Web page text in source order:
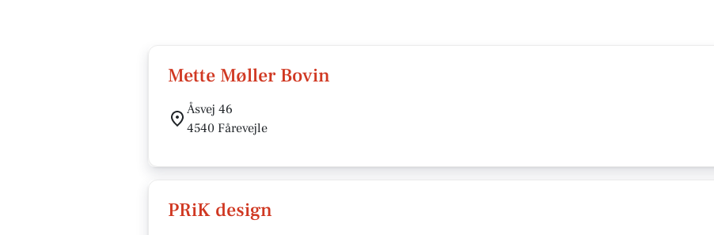
Mette Møller Bovin
Åsvej 46
4540 Fårevejle
PRiK design